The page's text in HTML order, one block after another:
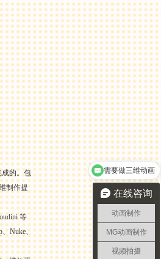
的。包
制作提
等
Nuke、
在线咨询
动画制作
MG动画制作
视频拍摄
需要做三维动画